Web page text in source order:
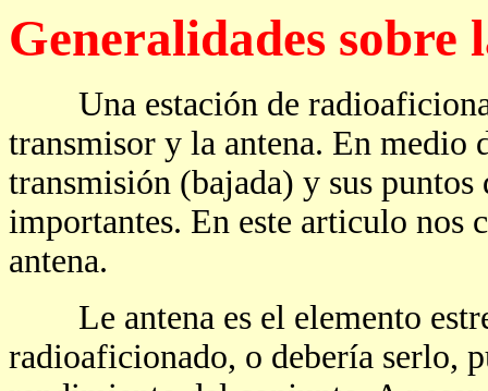
Generalidades sobre
Una estación de
transmisor y la antena. En medio
transmisión (bajada) y sus
importantes. En este articulo nos
antena.
Le antena es el elemento
radioaficionado, o debería serlo,